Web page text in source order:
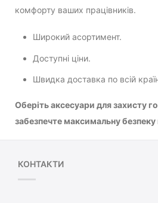
комфорту ваших працівників.
Широкий асортимент.
Доступні ціни.
Швидка доставка по всій
Оберіть аксесуари для захисту
забезпечте максимальну
КОНТАКТИ